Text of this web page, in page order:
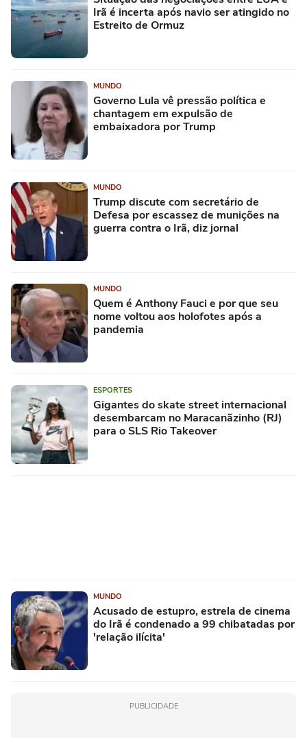
Irã é incerta após navio ser atingido no
Estreito de Ormuz
MUNDO
Governo Lula vê pressão política e
chantagem em expulsão de
embaixadora por Trump
MUNDO
Trump discute com secretário de
Defesa por escassez de munições na
guerra contra o Irã, diz jornal
MUNDO
Quem é Anthony Fauci e por que seu
nome voltou aos holofotes após a
pandemia
ESPORTES
Gigantes do skate street internacional
desembarcam no Maracanãzinho (RJ)
para o SLS Rio Takeover
MUNDO
Acusado de estupro, estrela de cinema
do Irã é condenado a 99 chibatadas por
'relação ilícita'
PUBLICIDADE